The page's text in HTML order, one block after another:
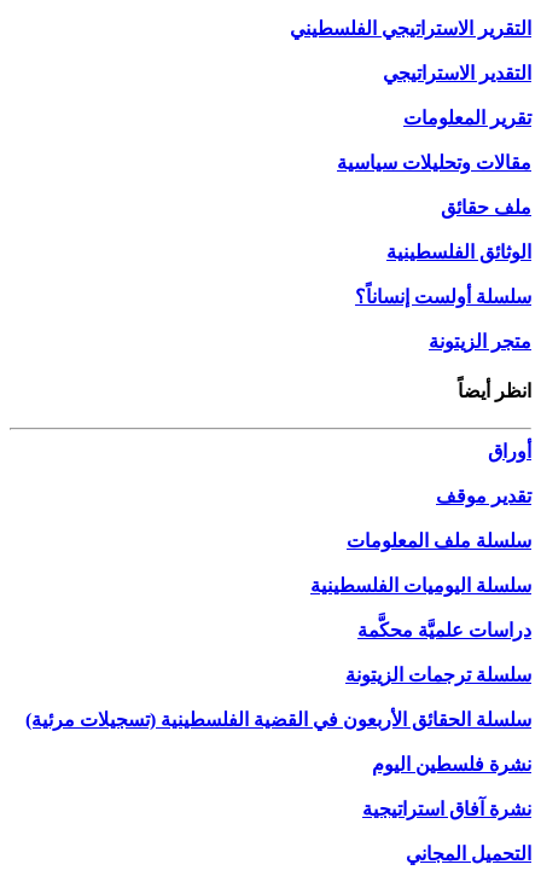
التقرير الاستراتيجي الفلسطيني
التقدير الاستراتيجي
تقرير المعلومات
مقالات وتحليلات سياسية
ملف حقائق
الوثائق الفلسطينية
سلسلة أولست إنساناً؟
متجر الزيتونة
انظر أيضاً
أوراق
تقدير موقف
سلسلة ملف المعلومات
سلسلة اليوميات الفلسطينية
دراسات علميَّة محكَّمة
سلسلة ترجمات الزيتونة
سلسلة الحقائق الأربعون في القضية الفلسطينية (تسجيلات مرئية)
نشرة فلسطين اليوم
نشرة آفاق استراتيجية
التحميل المجاني